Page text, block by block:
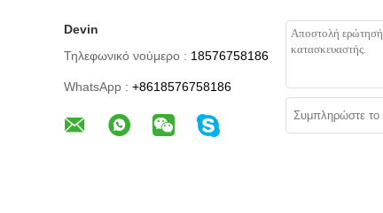
Devin
Τηλεφωνικό νούμερο : 18576758186
WhatsApp : +8618576758186